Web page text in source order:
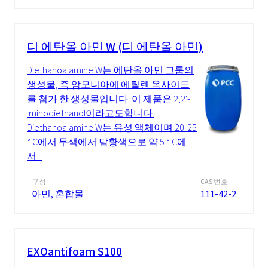
디 에탄올 아민 W (디 에탄올 아민)
Diethanoalamine W는 에탄올 아민 그룹의
생성물, 즉 암모니아에 에틸렌 옥사이드
를 첨가 한 생성물입니다. 이 제품은 2,2'-
Iminodiethanol이라고도합니다.
Diethanoalamine W는 유성 액체이며 20-25
° C에서 무색에서 담황색으로 약 5 ° C에
서...
구성
아민, 혼합물
CAS 번호
111-42-2
EXOantifoam S100